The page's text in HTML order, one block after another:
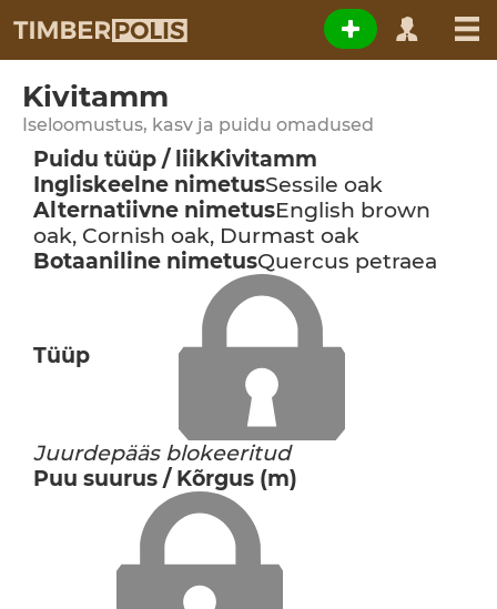
Kivitamm
Iseloomustus, kasv ja puidu omadused
Puidu tüüp / liikKivitamm
Ingliskeelne nimetusSessile oak
Alternatiivne nimetusEnglish brown
oak, Cornish oak, Durmast oak
Botaaniline nimetusQuercus petraea
Tüüp
Juurdepääs blokeeritud
Puu suurus / Kõrgus (m)